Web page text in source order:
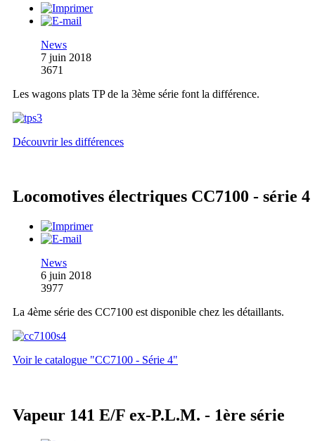
News
7 juin 2018
3671
Les wagons plats TP de la 3ème série font la différence.
Découvrir les différences
Locomotives électriques CC7100 - série 4
News
6 juin 2018
3977
La 4ème série des CC7100 est disponible chez les détaillants.
Voir le catalogue "CC7100 - Série 4"
Vapeur 141 E/F ex-P.L.M. - 1ère série